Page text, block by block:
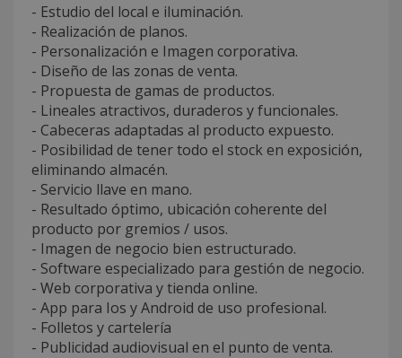
- Estudio del local e iluminación.
- Realización de planos.
- Personalización e Imagen corporativa.
- Diseño de las zonas de venta.
- Propuesta de gamas de productos.
- Lineales atractivos, duraderos y funcionales.
- Cabeceras adaptadas al producto expuesto.
- Posibilidad de tener todo el stock en exposición,
eliminando almacén.
- Servicio llave en mano.
- Resultado óptimo, ubicación coherente del
producto por gremios / usos.
- Imagen de negocio bien estructurado.
- Software especializado para gestión de negocio.
- Web corporativa y tienda online.
- App para Ios y Android de uso profesional.
- Folletos y cartelería
- Publicidad audiovisual en el punto de venta.